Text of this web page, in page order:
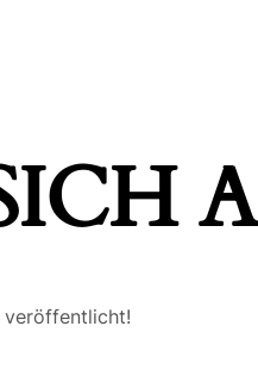
AN
veröffentlicht!